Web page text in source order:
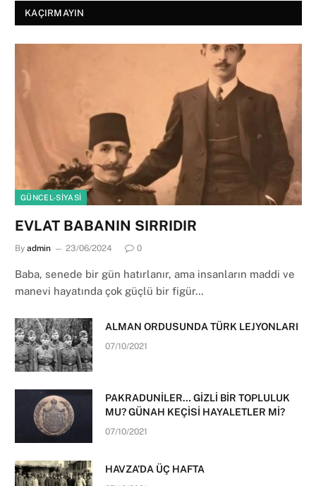
KAÇIRMAYIN
GÜNCEL-SIYASI
EVLAT BABANIN SIRRIDIR
By admin 23/06/2024 0
Baba, senede bir gün hatırlanır, ama insanların maddi ve
manevi hayatında çok güçlü bir figür…
ALMAN ORDUSUNDA TÜRK LEJYONLARI
07/10/2021
PAKRADUNİLER… GİZLİ BİR TOPLULUK
MU? GÜNAH KEÇİSİ HAYALETLER Mİ?
07/10/2021
HAVZA’DA ÜÇ HAFTA